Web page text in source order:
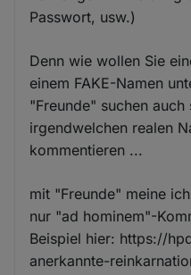
Passwort, usw.)
Denn wie wollen Sie
einem FAKE-Namen
"Freunde" suchen
irgendwelchen realen
kommentieren ...
mit "Freunde" meine
nur "ad hominem"-
Beispiel hier: https://
anerkannte-